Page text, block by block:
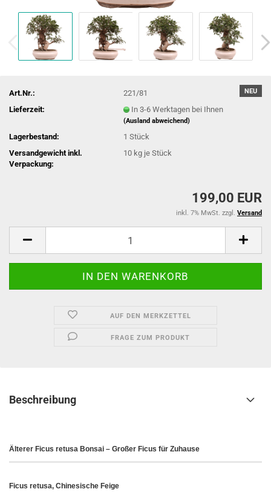
NEU
Art.Nr.:
221/81
Lieferzeit:
In 3-6 Werktagen bei Ihnen
(Ausland abweichend)
Lagerbestand: 1Stück
Versandgewicht inkl.
Verpackung:
10 kg je Stück
199,00 EUR
inkl. 7% MwSt. zzgl. Versand
AUF DEN MERKZETTEL
FRAGE ZUM PRODUKT
Beschreibung
Älterer Ficus retusa Bonsai – Großer Ficus für Zuhause
Ficus retusa, Chinesische Feige